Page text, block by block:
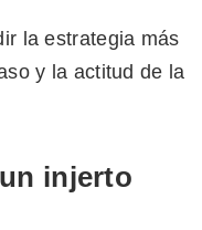
la estrategia más
y la actitud de la
injerto